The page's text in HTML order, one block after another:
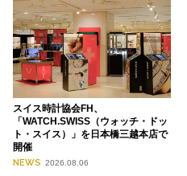
スイス時計協会FH、
「WATCH.SWISS（ウォッチ・ドッ
ト・スイス）」を日本橋三越本店で
開催
NEWS 2026.08.06